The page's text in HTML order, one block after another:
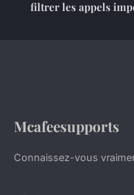
filtrer les appels
Mcafeesupports
Connaissez-vous